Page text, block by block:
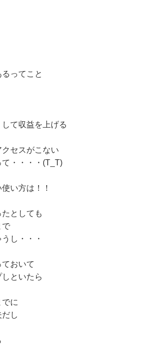
ってこと
て収益を上げる
クセスがこない
・・・・(T_T)
い方は！！
としても
で
し・・・
おいて
といたら
に
し